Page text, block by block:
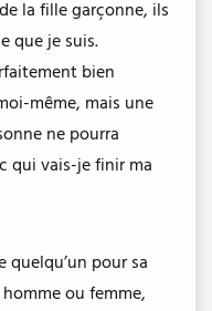
la fille garçonne, ils
que je suis.
bien
même, mais une
ne pourra
qui vais-je finir ma
quelqu’un pour sa
ou femme,